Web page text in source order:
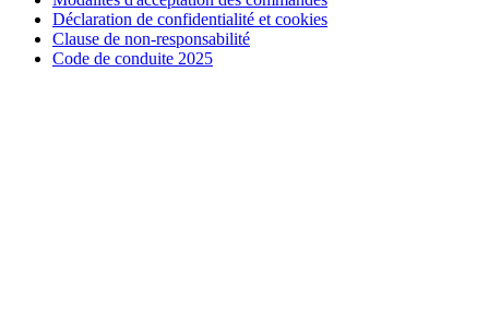
Déclaration de confidentialité et cookies
Clause de non-responsabilité
Code de conduite 2025